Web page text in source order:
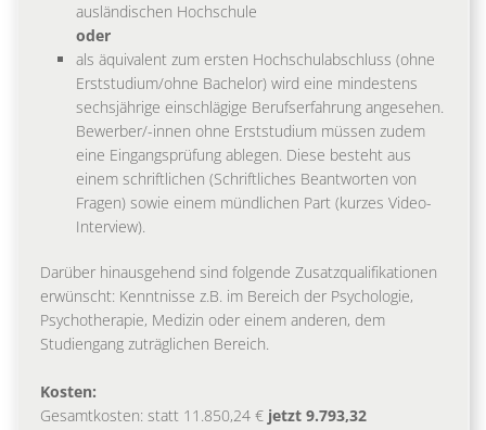
ausländischen Hochschule
oder
als äquivalent zum ersten Hochschulabschluss (ohne
Erststudium/ohne Bachelor) wird eine mindestens
sechsjährige einschlägige Berufserfahrung angesehen.
Bewerber/-innen ohne Erststudium müssen zudem
eine Eingangsprüfung ablegen. Diese besteht aus
einem schriftlichen (Schriftliches Beantworten von
Fragen) sowie einem mündlichen Part (kurzes Video-
Interview).
Darüber hinausgehend sind folgende Zusatzqualifikationen
erwünscht: Kenntnisse z.B. im Bereich der Psychologie,
Psychotherapie, Medizin oder einem anderen, dem
Studiengang zuträglichen Bereich.
Kosten:
Gesamtkosten: statt 11.850,24 € jetzt 9.793,32